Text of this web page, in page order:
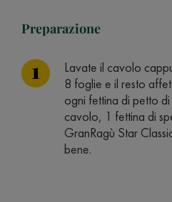
Preparazione
Lavate il cavolo
8 foglie e il resto
ogni fettina di petto
cavolo, 1 fettina di
GranRagù Star
bene.